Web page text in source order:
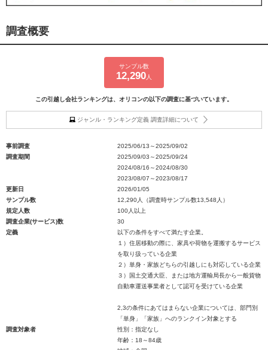
調査概要
サンプル数
12,290人
この引越し会社ランキングは、オリコンの以下の調査に基づいています。
ジャンル・ランキング定義 調査詳細について
事前調査
2025/06/13～2025/09/02
調査期間
2025/09/03～2025/09/24
2024/08/16～2024/08/30
2023/08/07～2023/08/17
更新日
2026/01/05
サンプル数
12,290人（調査時サンプル数13,548人）
規定人数
100人以上
調査企業(サービス)数
30
定義
以下の条件をすべて満たす企業。
１）住居移動の際に、家具や荷物を運搬するサービス
を取り扱っている企業
２）単身・家族どちらの引越しにも対応している企業
３）国土交通大臣、または地方運輸局長から一般貨物
自動車運送事業者として認可を受けている企業
2,3の条件にあてはまらない企業については、部門別
「単身」「家族」へのランクイン対象とする
調査対象者
性別：指定なし
年齢：18～84歳